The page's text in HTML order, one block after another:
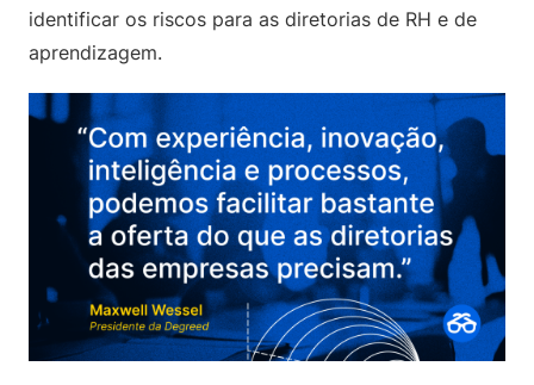
identificar os riscos para as diretorias de RH e de
aprendizagem.